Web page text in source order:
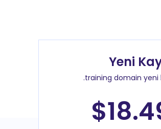
Yeni
.training domain yeni